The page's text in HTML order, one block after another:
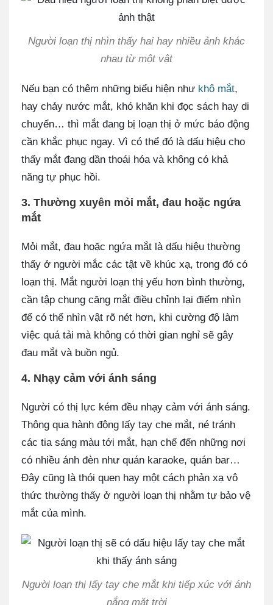
Người loạn thị nhìn thấy hai hay nhiều ảnh khác
nhau từ một vật
Nếu bạn có thêm những biểu hiện như khô mắt,
hay chảy nước mắt, khó khăn khi đọc sách hay di
chuyển… thì mắt đang bị loạn thị ở mức báo động
cần khắc phục ngay. Vì có thể đó là dấu hiệu cho
thấy mắt đang dần thoái hóa và không có khả
năng tự phục hồi.
3. Thường xuyên mỏi mắt, đau hoặc ngứa
mắt
Mỏi mắt, đau hoặc ngứa mắt là dấu hiệu thường
thấy ở người mắc các tật về khúc xạ, trong đó có
loạn thị. Mắt người loạn thị yếu hơn bình thường,
cần tập chung căng mắt điều chỉnh lại điểm nhìn
để có thể nhìn vật rõ nét hơn, khi cường độ làm
việc quá tải mà không có thời gian nghỉ sẽ gây
đau mắt và buồn ngủ.
4. Nhạy cảm với ánh sáng
Người có thị lực kém đều nhạy cảm với ánh sáng.
Thông qua hành động lấy tay che mắt, né tránh
các tia sáng màu tới mắt, hạn chế đến những nơi
có nhiều ánh đèn như quán karaoke, quán bar…
Đây cũng là thói quen hay một cách phản xạ vô
thức thường thấy ở người loạn thị nhằm tự bảo vệ
mắt của mình.
Người loạn thị lấy tay che mắt khi tiếp xúc với ánh
nắng mặt trời